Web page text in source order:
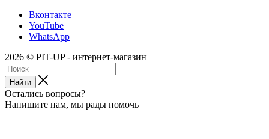
Вконтакте
YouTube
WhatsApp
2026 © PIT-UP - интернет-магазин
Найти
Остались вопросы?
Напишите нам, мы рады помочь